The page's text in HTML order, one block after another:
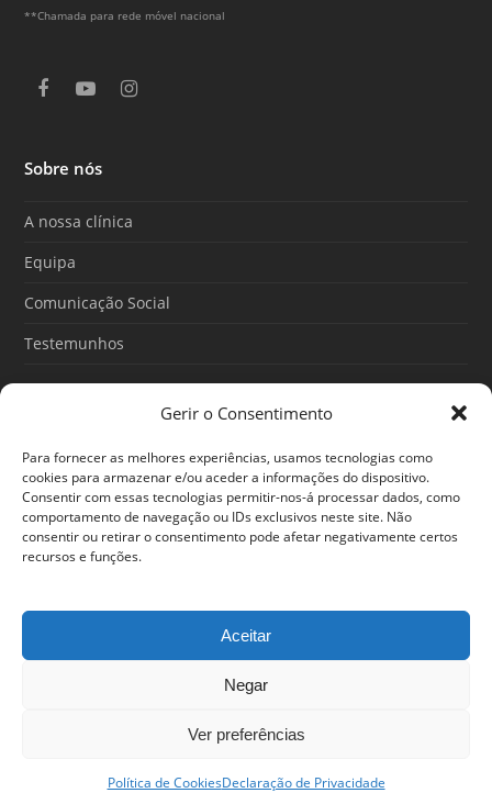
Gerir o Consentimento
Para fornecer as melhores experiências, usamos tecnologias como
cookies para armazenar e/ou aceder a informações do dispositivo.
Consentir com essas tecnologias permitir-nos-á processar dados, como
comportamento de navegação ou IDs exclusivos neste site. Não
consentir ou retirar o consentimento pode afetar negativamente certos
recursos e funções.
Aceitar
Negar
Ver preferências
Política de CookiesDeclaração de Privacidade
**Chamada para rede móvel nacional
F
e
b
o
k
Y
T
u
e
I
r
a
Sobre nós
A nossa clínica
Equipa
Comunicação Social
Testemunhos
O Poder do Subconsciente: esse poder é teu
30/06/2026
Ansiedade: cuidar de si antes que o alerta tome conta da
sua vida
© 2024 Em Forma. Todos os direitos reservados
do Consumidor|Política de privacidade
Estamos disponíveis entre as 12h e as 20h